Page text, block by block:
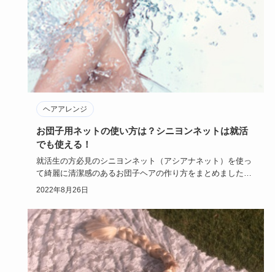
ヘアアレンジ
お団子用ネットの使い方は？シニヨンネットは就活
でも使える！
就活生の方必見のシニヨンネット（アシアナネット）を使っ
て綺麗に清潔感のあるお団子ヘアの作り方をまとめました！
ロングヘアもシ…
2022年8月26日